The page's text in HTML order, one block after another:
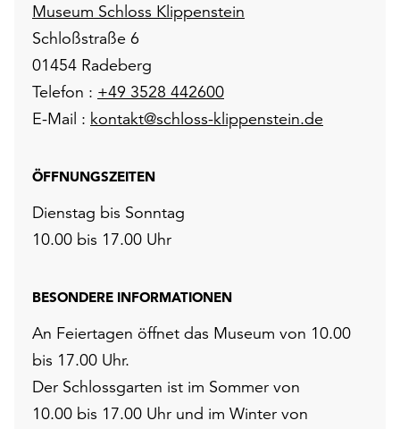
Museum Schloss Klippenstein
Schloßstraße 6
01454 Radeberg
Telefon : +49 3528 442600
E-Mail : kontakt@schloss-klippenstein.de
ÖFFNUNGSZEITEN
Dienstag bis Sonntag
10.00 bis 17.00 Uhr
BESONDERE INFORMATIONEN
An Feiertagen öffnet das Museum von 10.00
bis 17.00 Uhr.
Der Schlossgarten ist im Sommer von
10.00 bis 17.00 Uhr und im Winter von